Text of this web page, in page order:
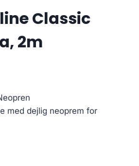
Classic
2m
med dejlig neoprem for